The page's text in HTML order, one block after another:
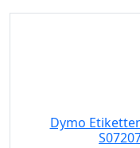
Dymo